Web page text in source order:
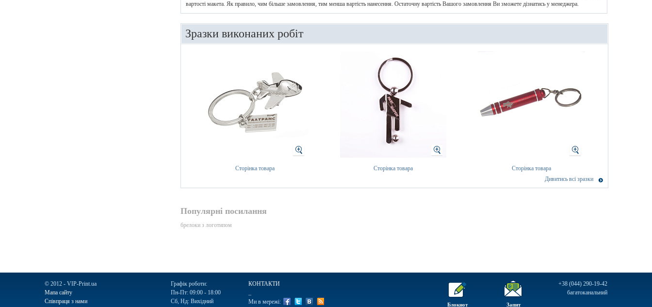
вартості макета. Як правило, чим більше замовлення, тим менша вартість нанесення. Остаточну вартість Вашого замовлення Ви зможете дізнатись у менеджера.
Зразки виконаних робіт
Сторінка товара Сторінка товара
Сторінка товара
Дивитись всі зразки
Популярні посилання
брелоки з логотипом
+38 (044) 290-19-42
багатоканальний
Запит
Блокнот
© 2012 - VIP-Print.ua
Мапа сайту
Співпраця з нами
Графік роботи:
Пн-Пт: 09:00 - 18:00
Сб, Нд: Вихідний
КОНТАКТИ
Ми в мережі: